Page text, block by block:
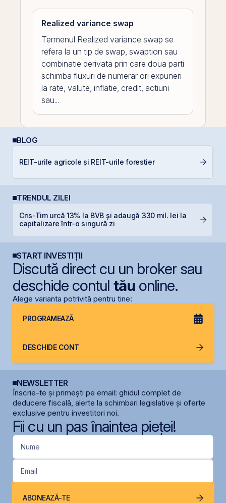
Realized variance swap
Termenul Realized variance swap se
refera la un tip de swap, swaption sau
combinatie derivata prin care doua parti
schimba fluxuri de numerar ori expuneri
la rate, valute, inflatie, credit, actiuni
sau...
BLOG
REIT-urile agricole și REIT-urile forestier
TRENDUL ZILEI
Cris-Tim urcă 13% la BVB și adaugă 330 mil. lei la
capitalizare într-o singură zi
START INVESTIȚII
Discută direct cu un broker sau
deschide contul tăuonline.
Alege varianta potrivită pentru tine:
PROGRAMEAZĂ
DESCHIDE CONT
NEWSLETTER
Înscrie-te și primești pe email: ghidul complet de
deducere fiscală, alerte la schimbari legislative și oferte
exclusive pentru investitori noi.
Fii cu un pas înaintea pieței!
Nume
Email
ABONEAZĂ-TE